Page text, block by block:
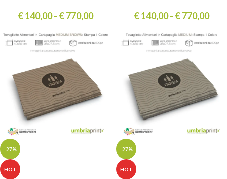
€140,00- €770,00 €140,00- €770,00
-27%
HOT
-27%
HOT